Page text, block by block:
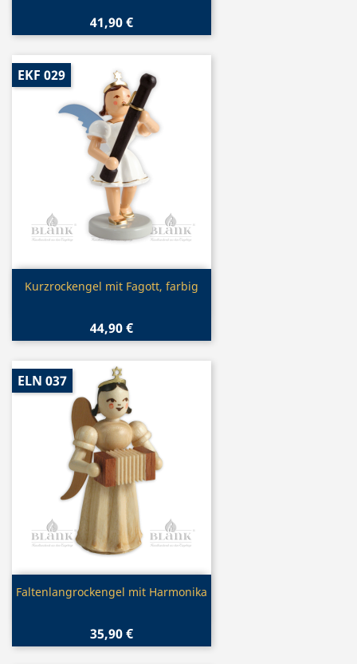
41,90 €
Vorschau
Kurzrockengel mit Fagott, farbig
44,90 €
EKF 029
Vorschau
Faltenlangrockengel mit Harmonika
35,90 €
ELN 037